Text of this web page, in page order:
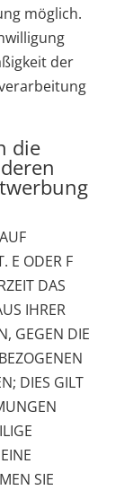
möglich.
der
die
E ODER F
DAS
IHRER
GEGEN DIE
DIES GILT
SIE